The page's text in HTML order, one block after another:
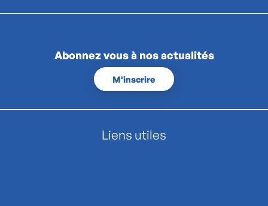
Abonnez vous à nos actualités
M'inscrire
Liens utiles